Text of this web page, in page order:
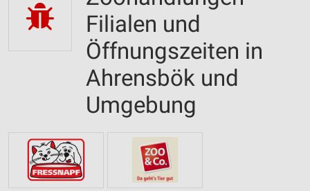
Filialen und
Öffnungszeiten in
Ahrensbök und
Umgebung